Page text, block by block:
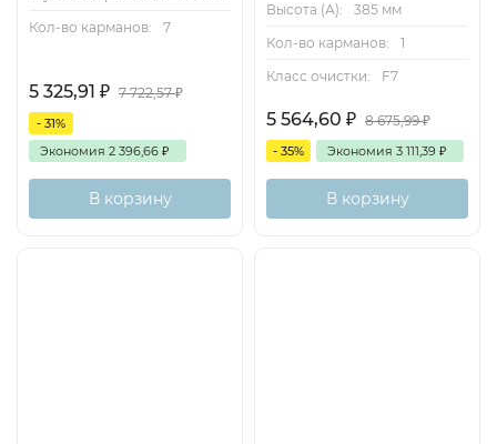
Кол-во карманов:
7
5 325,91 ₽ 7 722,57₽
- 31%
Экономия 2 396,66 ₽
В корзину
Высота (А):
385 мм
Кол-во карманов:
1
Класс очистки:
F7
5 564,60 ₽ 8 675,99₽
- 35% Экономия 3 111,39 ₽
В корзину